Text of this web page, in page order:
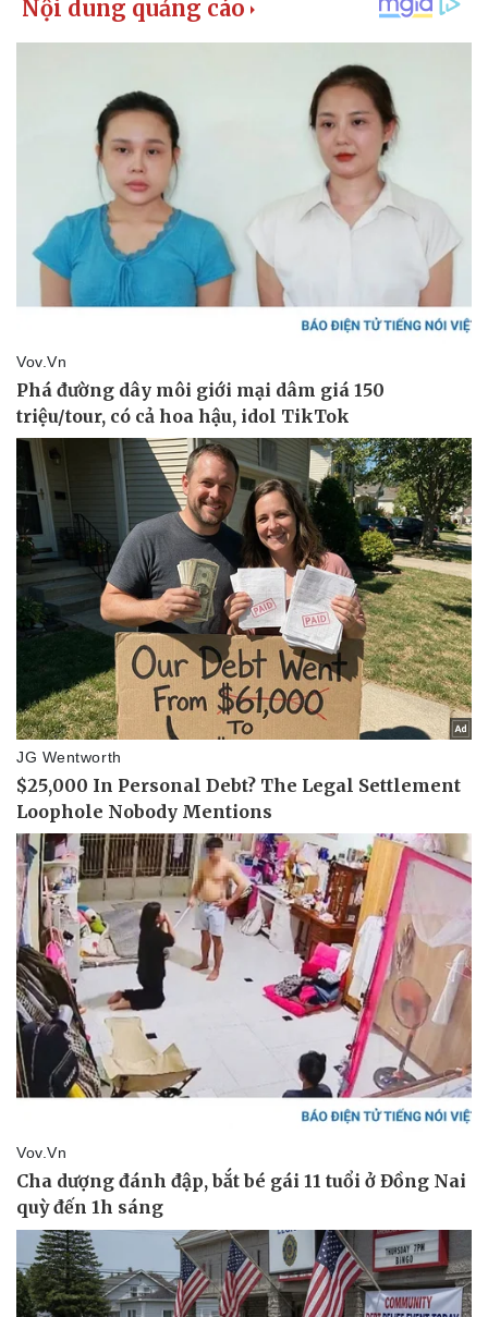
Pháp luật
Vụ án
Tin nóng
Tư vấn luật
Quân sự - Quốc phòng
Vũ khí
Việt Nam
Phân tích